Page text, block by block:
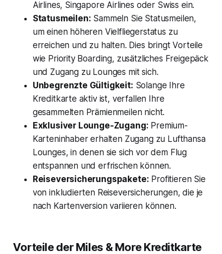
Airlines, Singapore Airlines oder Swiss ein.
Statusmeilen: Sammeln Sie Statusmeilen,
um einen höheren Vielfliegerstatus zu
erreichen und zu halten. Dies bringt Vorteile
wie Priority Boarding, zusätzliches Freigepäck
und Zugang zu Lounges mit sich.
Unbegrenzte Gültigkeit: Solange Ihre
Kreditkarte aktiv ist, verfallen Ihre
gesammelten Prämienmeilen nicht.
Exklusiver Lounge-Zugang: Premium-
Karteninhaber erhalten Zugang zu Lufthansa
Lounges, in denen sie sich vor dem Flug
entspannen und erfrischen können.
Reiseversicherungspakete: Profitieren Sie
von inkludierten Reiseversicherungen, die je
nach Kartenversion variieren können.
Vorteile der Miles & More Kreditkarte